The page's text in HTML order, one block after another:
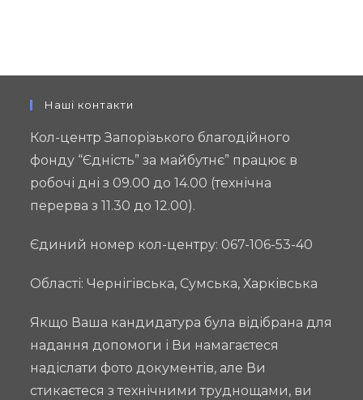
Наші контакти
Кол-центр Запорізького благодійного
фонду “Єдність” за майбутнє” працює в
робочі дні з 09.00 до 14.00 (технічна
перерва з 11.30 до 12.00).
Єдиний номер кол-центру: 067-106-53-40
Області: Чернігівська, Сумська, Харківська
Якщо Ваша кандидатура була відібрана для
надання допомоги і Ви намагаєтеся
надіслати фото документів, але Ви
стикаєтеся з технічними труднощами, ви